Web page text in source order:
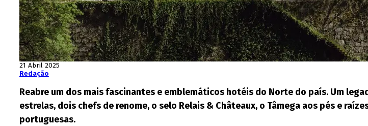
21 Abril 2025
Redação
Reabre um dos mais fascinantes e emblemáticos hotéis do Norte do país. Um
estrelas, dois chefs de renome, o selo Relais & Châteaux, o Tâmega aos pés e
portuguesas.